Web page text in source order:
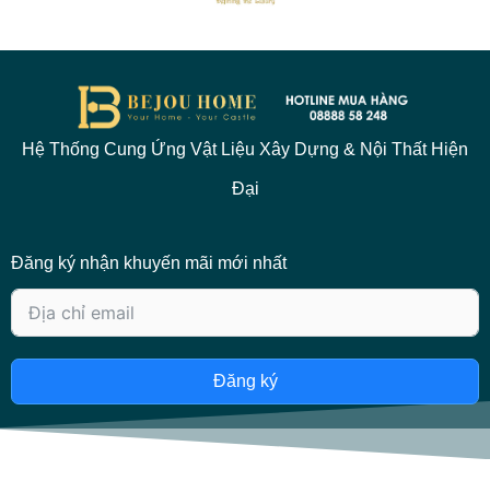
Hệ Thống Cung Ứng Vật Liệu Xây Dựng & Nội Thất Hiện
Đại
Đăng ký nhận khuyến mãi mới nhất
Đăng ký